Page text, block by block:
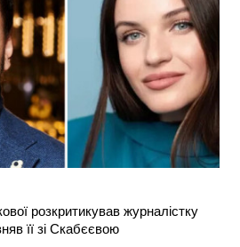
про відвід судді через
з найзручніших функцій
у 2027 році
розвідка США шокувала
нападу Путіна на НАТО
на гречку та чого очікувати
крупи
розкритикував журналістку
її зі Скабєєвою